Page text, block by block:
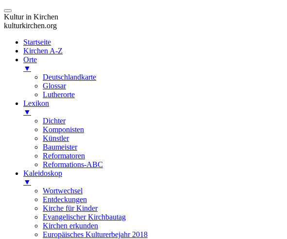
Kultur in Kirchen
kulturkirchen.org
Startseite
Kirchen A-Z
Orte
▼
Deutschlandkarte
Glossar
Lutherorte
Lexikon
▼
Dichter
Komponisten
Künstler
Baumeister
Reformatoren
Reformations-ABC
Kaleidoskop
▼
Wortwechsel
Entdeckungen
Kirche für Kinder
Evangelischer Kirchbautag
Kirchen erkunden
Europäisches Kulturerbejahr 2018